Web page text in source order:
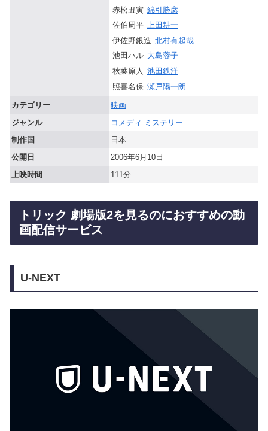
赤松丑寅 綿引勝彦
佐伯周平 上田耕一
伊佐野銀造 北村有起哉
池田ハル 大島蓉子
秋葉原人 池田鉄洋
照喜名保 瀬戸陽一朗
カテゴリー
映画
ジャンル
コメディ ミステリー
制作国
日本
公開日
2006年6月10日
上映時間
111分
トリック 劇場版2を見るのにおすすめの動
画配信サービス
U-NEXT